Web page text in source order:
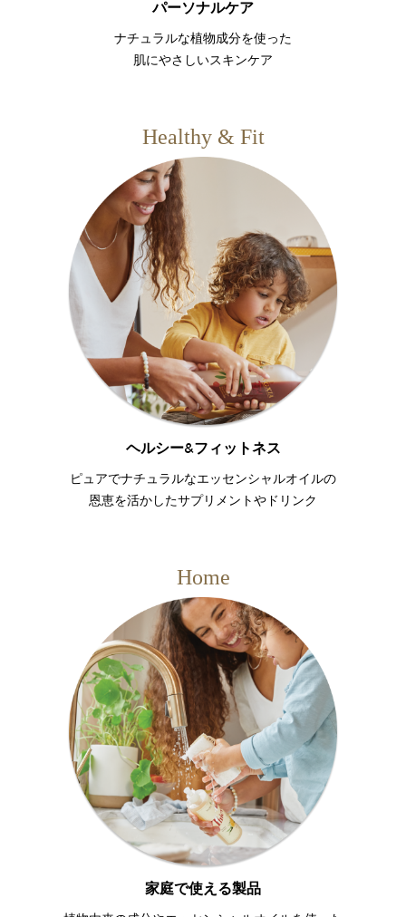
パーソナルケア
ナチュラルな植物成分を使った
肌にやさしいスキンケア
Healthy & Fit
ヘルシー&フィットネス
ピュアでナチュラルなエッセンシャルオイルの
恩恵を活かしたサプリメントやドリンク
Home
家庭で使える製品